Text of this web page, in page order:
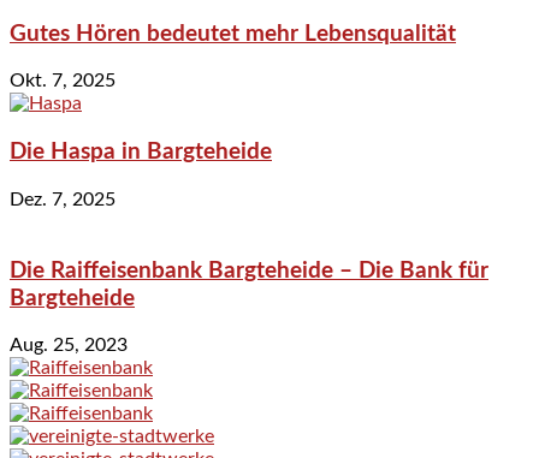
Gutes Hören bedeutet mehr Lebensqualität
Okt. 7, 2025
Die Haspa in Bargteheide
Dez. 7, 2025
Die Raiffeisenbank Bargteheide – Die Bank für
Bargteheide
Aug. 25, 2023